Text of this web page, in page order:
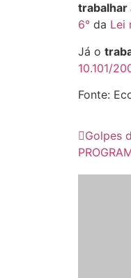
trabalhar
6° da Lei
Já o
10.101/
Fonte:
Golpes